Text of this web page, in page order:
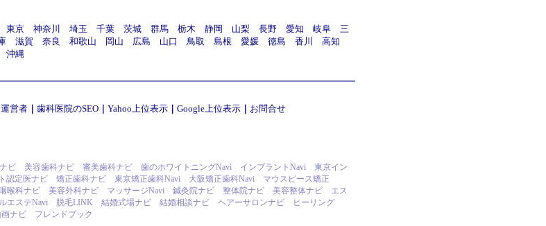
東京 神奈川 埼玉 千葉 茨城 群馬 栃木 静岡 山梨 長野 愛知 岐阜
三
滋賀 奈良 和歌山 岡山 広島 山口 鳥取 島根 愛媛 徳島 香川
高知
沖縄
営者｜ 歯科医院のSEO｜ Yahoo上位表示｜ Google上位表示｜ お問合せ
ビ 美容歯科ナビ 審美歯科ナビ 歯のホワイトニングNavi インプラントNavi
東京イン
認定医ナビ 矯正歯科ナビ 東京矯正歯科Navi 大阪矯正歯科Navi
マウスピース矯正
喉科ナビ 美容外科ナビ マッサージNavi 鍼灸院ナビ 整体院ナビ 美容整体ナビ
エス
エステNavi 脱毛LINK 結婚式場ナビ 結婚相談ナビ ヘアーサロンナビ
ヒーリング
ナビ フレンドブック